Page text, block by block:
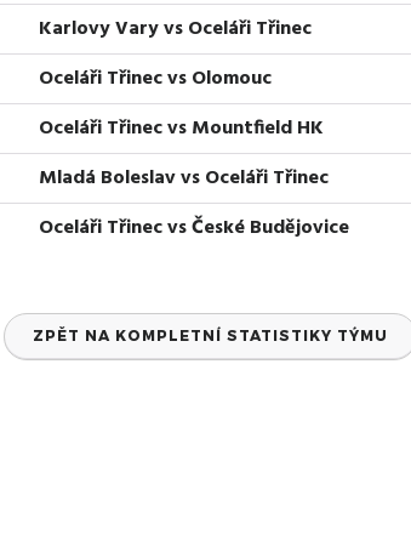
Karlovy Vary vs Oceláři Třinec
Oceláři Třinec vs Olomouc
Oceláři Třinec vs Mountfield HK
Mladá Boleslav vs Oceláři Třinec
Oceláři Třinec vs České Budějovice
ZPĚT NA KOMPLETNÍ STATISTIKY TÝMU